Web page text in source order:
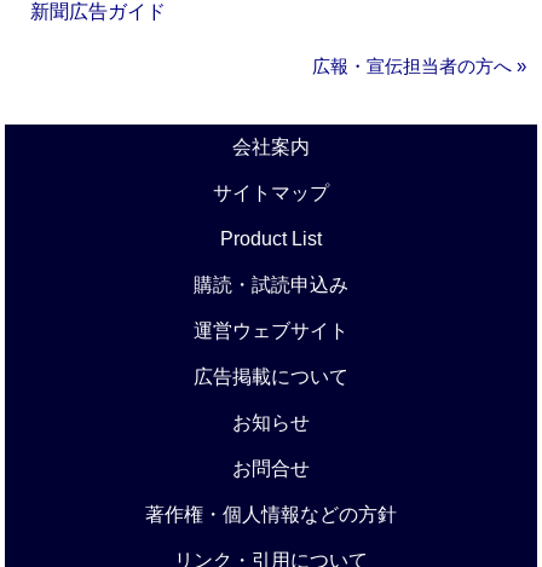
新聞広告ガイド
広報・宣伝担当者の方へ »
会社案内
サイトマップ
Product List
購読・試読申込み
運営ウェブサイト
広告掲載について
お知らせ
お問合せ
著作権・個人情報などの方針
リンク・引用について